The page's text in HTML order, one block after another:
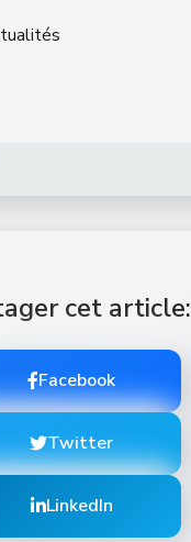
cet article:
Facebook
Twitter
LinkedIn